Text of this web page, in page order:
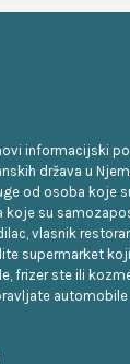
informacijski
država u
od osoba koje
koje su
vlasnik
supermarket
frizer ste ili
automobile –